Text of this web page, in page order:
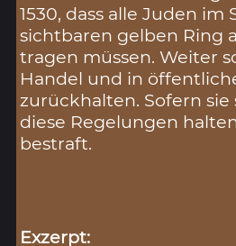
1530, dass alle Juden
sichtbaren gelben Ring
tragen müssen. Weiter
Handel und in
zurückhalten. Sofern sie
diese Regelungen
bestraft.
Exzerpt: